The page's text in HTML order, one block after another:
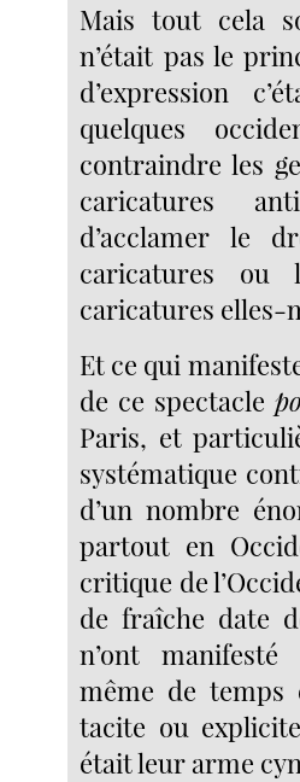
Mais tout cela
n’était pas le
d’expression
quelques
contraindre les
caricatures
d’acclamer le
caricatures ou
caricatures elles-
Et ce qui
de ce spectacle
Paris, et
systématique
d’un nombre
partout en
critique de
de fraîche date
n’ont
même de
tacite ou
était leur arme